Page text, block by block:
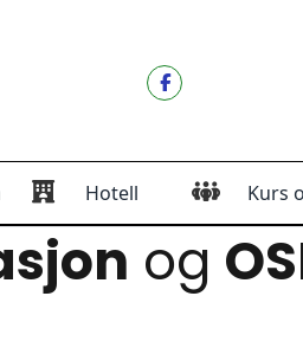
Hotell Kurs
og